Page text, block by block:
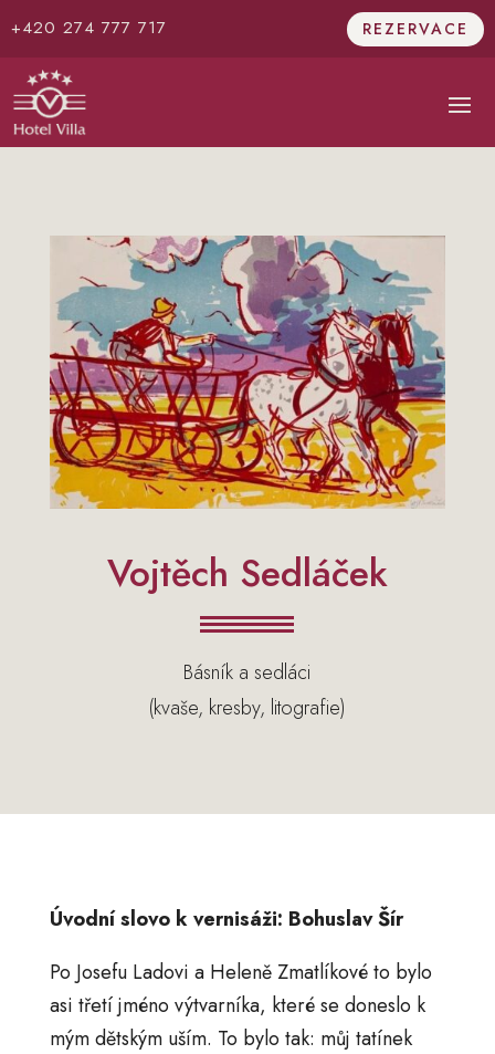
+420 274 777 717 REZERVACE
Vojtěch Sedláček
Básník a sedláci
(kvaše, kresby, litografie)
Úvodní slovo k vernisáži: Bohuslav Šír
Po Josefu Ladovi a Heleně Zmatlíkové to bylo
asi třetí jméno výtvarníka, které se doneslo k
mým dětským uším. To bylo tak: můj tatínek